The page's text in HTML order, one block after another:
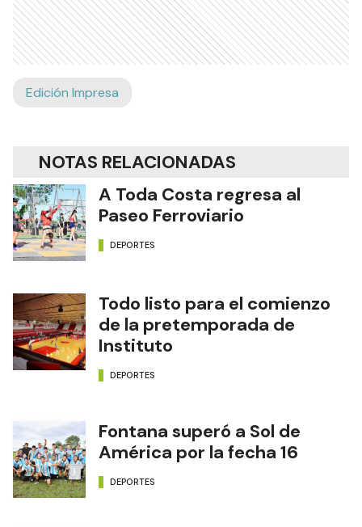
Edición Impresa
NOTAS RELACIONADAS
A Toda Costa regresa al
Paseo Ferroviario
DEPORTES
Todo listo para el comienzo
de la pretemporada de
Instituto
DEPORTES
Fontana superó a Sol de
América por la fecha 16
DEPORTES